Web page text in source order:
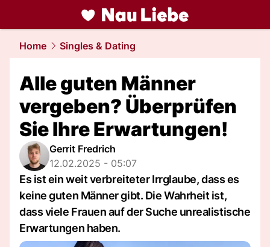
liebe.NAU.ch
Home Singles & Dating
Alle guten Männer
vergeben? Überprüfen
Sie Ihre Erwartungen!
Gerrit Fredrich
12.02.2025 - 05:07
Es ist ein weit verbreiteter Irrglaube, dass es
keine guten Männer gibt. Die Wahrheit ist,
dass viele Frauen auf der Suche unrealistische
Erwartungen haben.